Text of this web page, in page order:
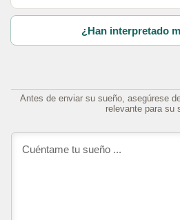
¿Han interpretado
Antes de enviar su sueño, asegúrese
relevante para su